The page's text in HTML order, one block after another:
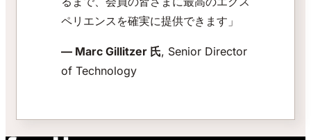
ペリエンスを確実に提供できます」
— Marc Gillitzer 氏, Senior Director
of Technology